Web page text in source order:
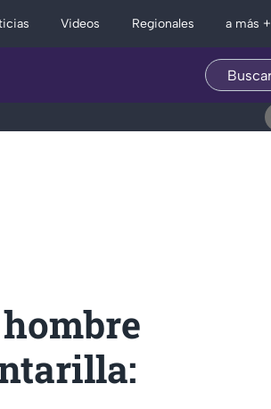
Videos Regionales a más +